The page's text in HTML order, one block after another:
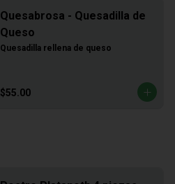
Quesabrosa - Quesadilla de
Queso
Quesadilla rellena de queso
$55.00